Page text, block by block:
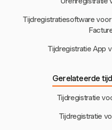
Tijdregistratiesoftware
Tijdregistratie App
Gerelateerde
Tijdregistratie
Tijdregistratie